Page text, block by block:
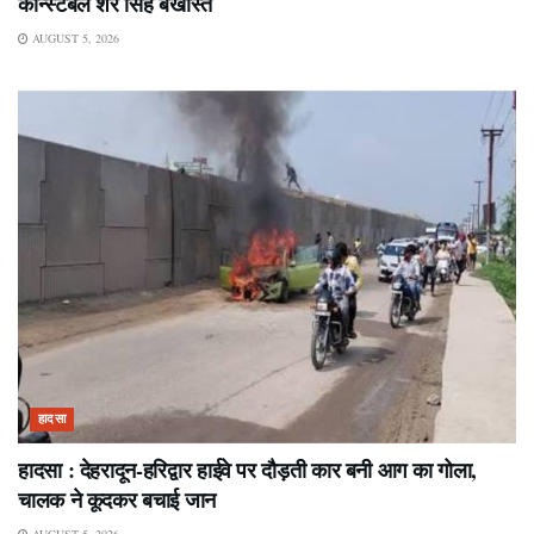
AUGUST 5, 2026
हादसा
हादसा : देहरादून-हरिद्वार हाईवे पर दौड़ती कार बनी आग का गोला,
चालक ने कूदकर बचाई जान